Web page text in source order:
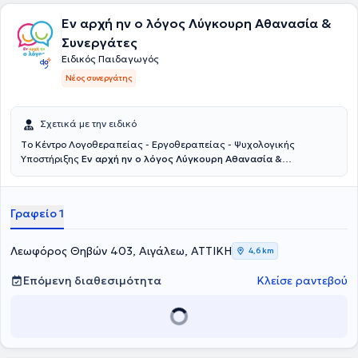
Εν αρχή ην ο λόγος Λύγκουρη Αθανασία &
Συνεργάτες
Ειδικός Παιδαγωγός
Νέος συνεργάτης
Σχετικά με την ειδικό
Tο Κέντρο Λογοθεραπείας - Εργοθεραπείας - Ψυχολογικής
Υποστήριξης Εν αρχή ην ο λόγος Λύγκουρη Αθανασία &
παρέχοντας υπηρεσίες Λογοθεραπείας, Εργοθερααπείας, Ειδικής
Απευθύνεται σε παιδιά που παρουσιάζουν αυτισμό, ΔΕΠΥ,
αρθρωτικές δυσκολίες, γλωσσική καθυστέρηση, τραυλισμό,
δυσκολίες αισθητηριακής επεξεργασίας, μαθησιακές δυσκολίες,
δυσπραξία, γλωσσική δυσπραξία, θέματα συμπεριφοράς,
συναισθηματικές διαταραχές, έλλειψη αυτοπεποίθησης, ειδική
γλωσσική διαταραχή. Ο Ειδικός Παιδαγωγός του κέντρου είναι ο
πτυχίο Νηπιαγωγού από το Πανεπιστήμιο του Derby. Ακόμα, είναι
Γραφείο 1
Λεωφόρος Θηβών 403, Αιγάλεω, ΑΤΤΙΚΗ 4,6 km
Επόμενη διαθεσιμότητα Κλείσε ραντεβού